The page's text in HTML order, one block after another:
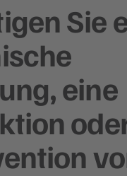
Sie
eine